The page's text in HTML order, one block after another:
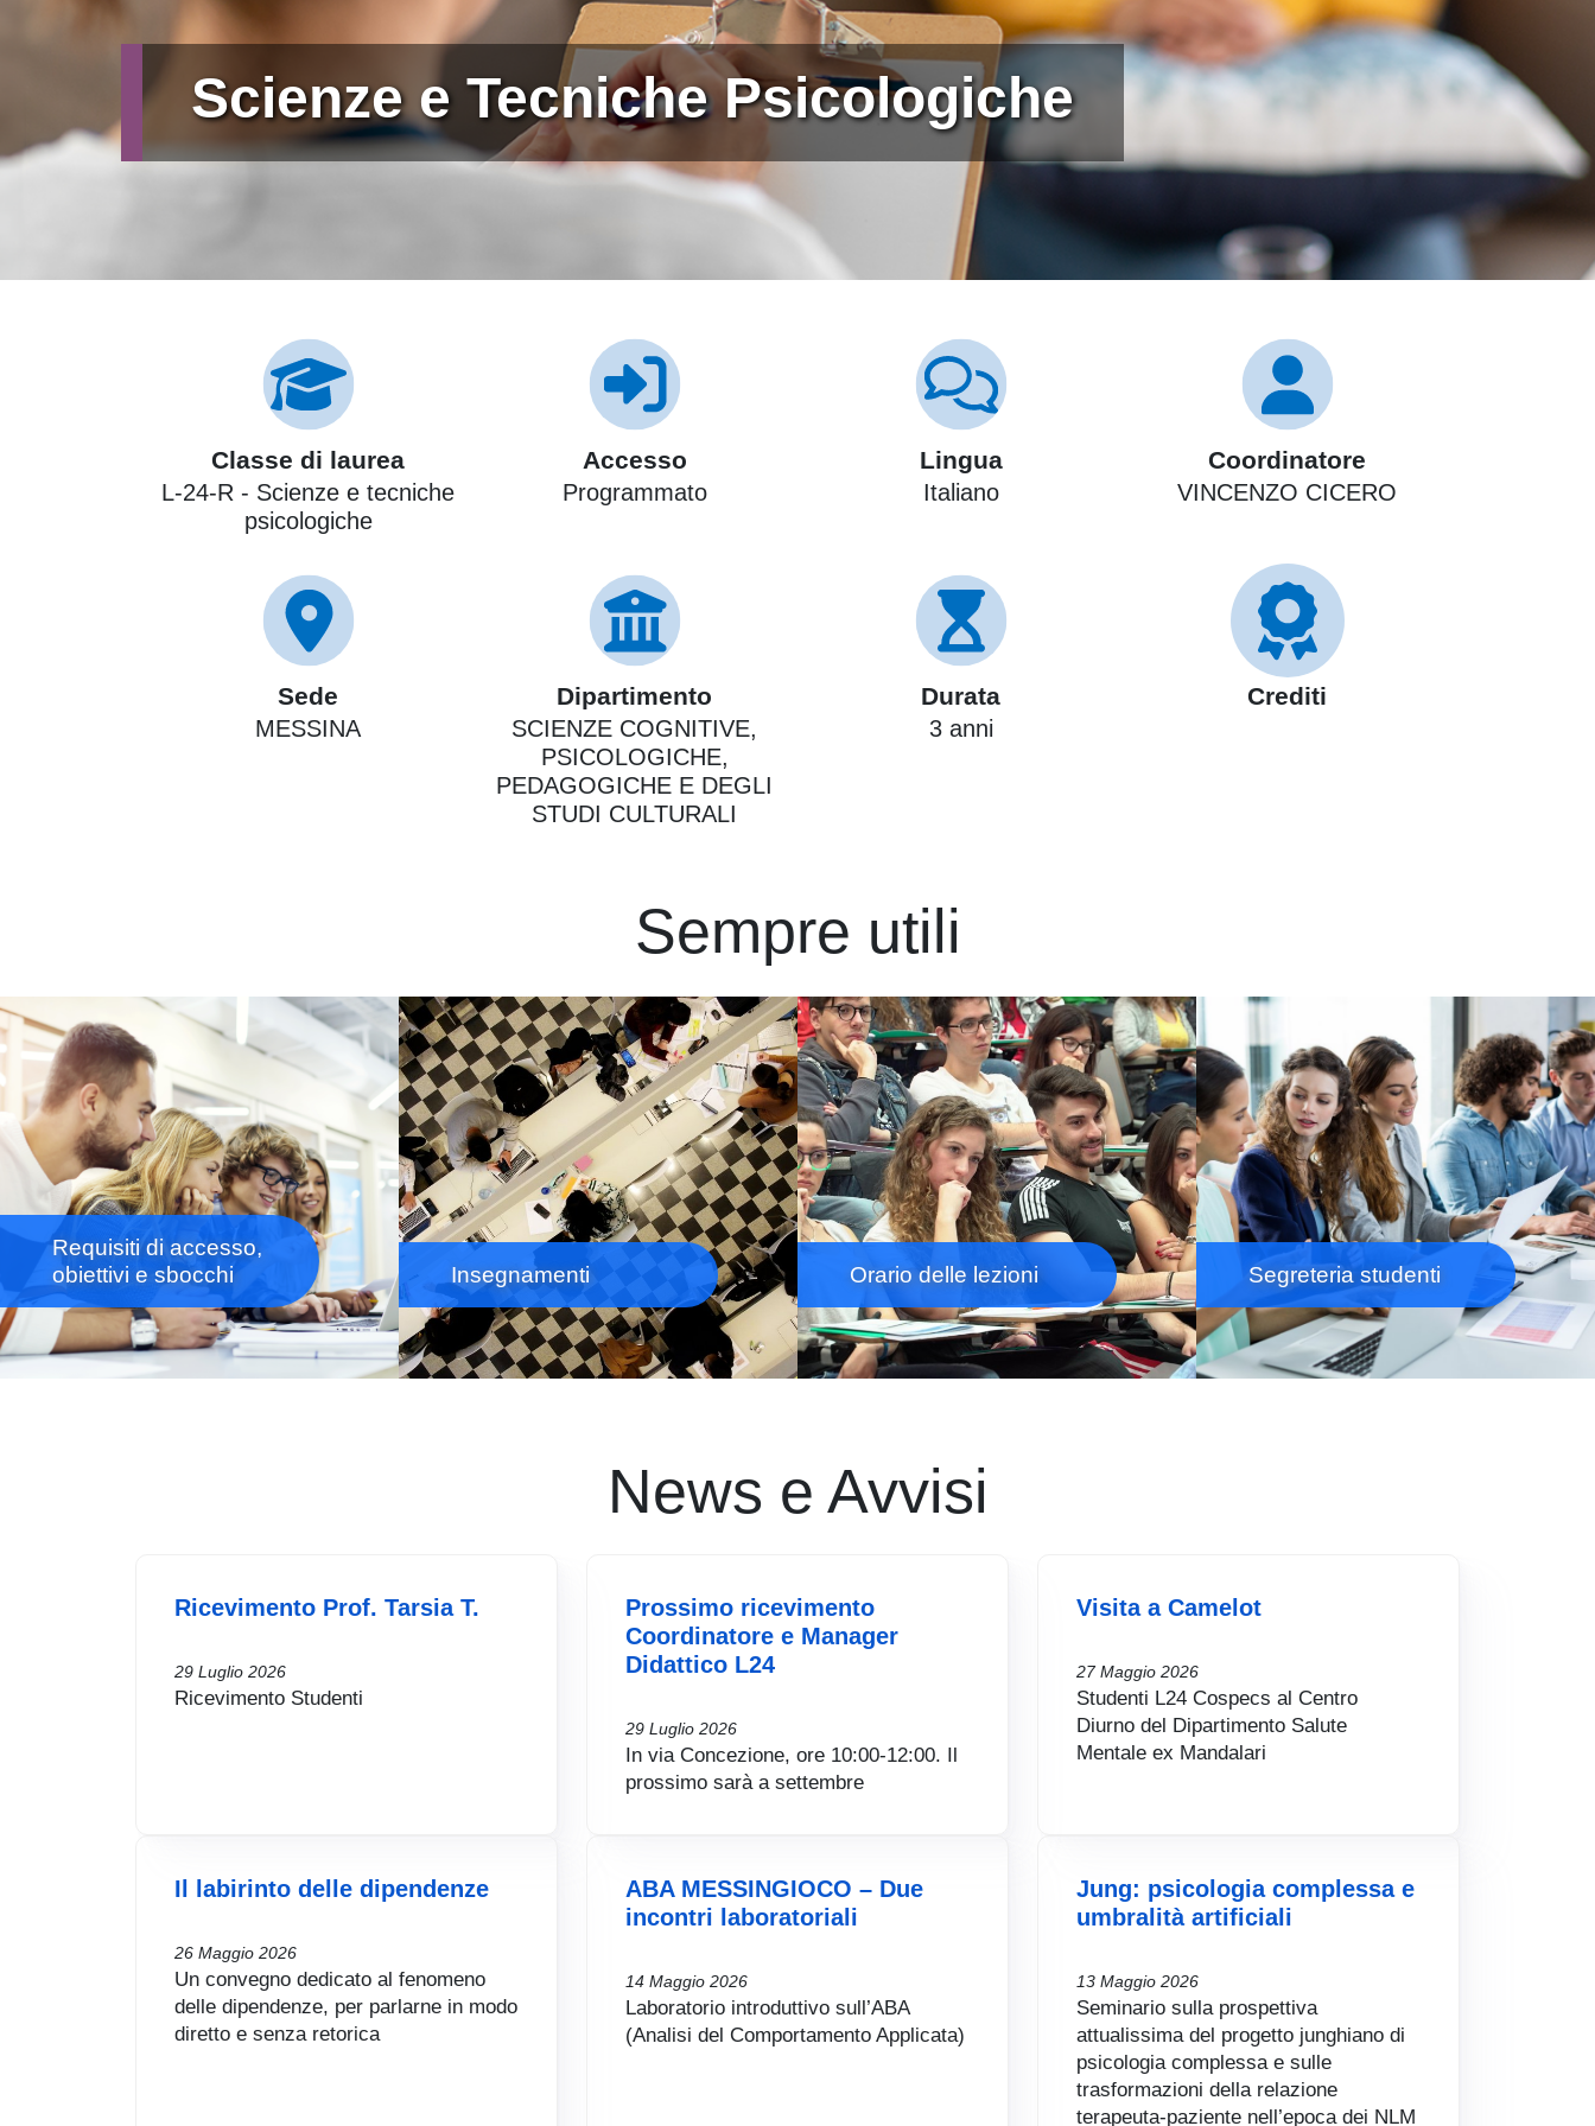
Scienze e Tecniche Psicologiche
Classe di laurea
L-24-R - Scienze e tecniche
psicologiche
Accesso
Programmato
Lingua
Italiano
Coordinatore
VINCENZO CICERO
Sede
MESSINA
Dipartimento
SCIENZE COGNITIVE,
PSICOLOGICHE,
PEDAGOGICHE E DEGLI
STUDI CULTURALI
Durata
3 anni
Crediti
Sempre utili
Immagine
Requisiti di accesso,
obiettivi e sbocchi
Immagine
Insegnamenti
Immagine
Orario delle lezioni
Immagine
Segreteria studenti
News e Avvisi
Ricevimento Prof. Tarsia T.
29 Luglio 2026
Ricevimento Studenti
Prossimo ricevimento
Coordinatore e Manager
Didattico L24
29 Luglio 2026
In via Concezione, ore 10:00-12:00. Il
prossimo sarà a settembre
Visita a Camelot
27 Maggio 2026
Studenti L24 Cospecs al Centro
Diurno del Dipartimento Salute
Mentale ex Mandalari
Il labirinto delle dipendenze
26 Maggio 2026
Un convegno dedicato al fenomeno
delle dipendenze, per parlarne in modo
diretto e senza retorica
ABA MESSINGIOCO – Due
incontri laboratoriali
14 Maggio 2026
Laboratorio introduttivo sull’ABA
(Analisi del Comportamento Applicata)
Jung: psicologia complessa e
umbralità artificiali
13 Maggio 2026
Seminario sulla prospettiva
attualissima del progetto junghiano di
psicologia complessa e sulle
trasformazioni della relazione
terapeuta-paziente nell’epoca dei NLM